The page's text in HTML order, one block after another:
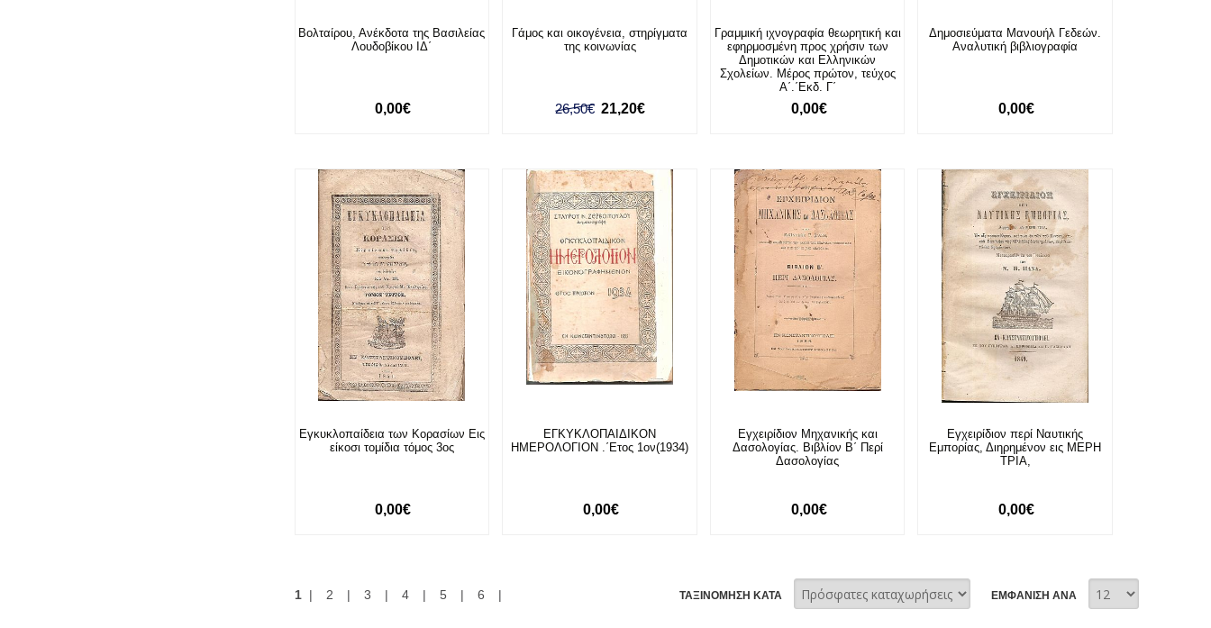
Βολταίρου, Ανέκδοτα της Βασιλείας
Λουδοβίκου ΙΔ΄
0,00€
Γάμος και οικογένεια, στηρίγματα
της κοινωνίας
26,50€ 21,20€
Γραμμική ιχνογραφία θεωρητική και
εφηρμοσμένη προς χρήσιν των
Δημοτικών και Ελληνικών
Σχολείων. Μέρος πρώτον, τεύχος
Α΄.΄Εκδ. Γ΄
0,00€
Δημοσιεύματα Μανουήλ Γεδεών.
Αναλυτική βιβλιογραφία
0,00€
Εγκυκλοπαίδεια των Κορασίων Εις
είκοσι τομίδια τόμος 3ος
0,00€
ΕΓΚΥΚΛΟΠΑΙΔΙΚΟΝ
ΗΜΕΡΟΛΟΓΙΟΝ .΄Ετος 1ον(1934)
0,00€
Εγχειρίδιον Μηχανικής και
Δασολογίας. Βιβλίον Β΄ Περί
Δασολογίας
0,00€
Εγχειρίδιον περί Ναυτικής
Εμπορίας, Διηρημένον εις ΜΕΡΗ
ΤΡΙΑ,
0,00€
1| 2 | 3 | 4 | 5 | 6 | ΕΜΦΑΝΙΣΗ ΑΝΑ
ΤΑΞΙΝΟΜΗΣΗ ΚΑΤΑ